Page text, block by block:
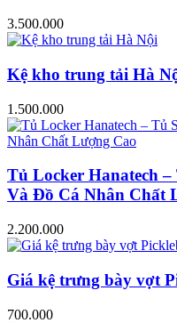
3.500.000
Kệ kho trung tải Hà
1.500.000
Tủ Locker Hanatech
Và Đồ Cá Nhân Chất
2.200.000
Giá kệ trưng bày vợt
700.000